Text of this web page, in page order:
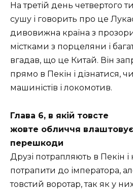
На третій день четвертого
сушу і говорить про це
дивовижна країна з
містками з порцеляни і
вгадав, що це Китай. Він
прямо в Пекін і дізнатися,
машиністів і локомотив.
Глава 6, в якій товсте
жовте обличчя влаштовує
перешкоди
Друзі потрапляють в Пекін
потрапити до імператора,
товстий воротар, так як у